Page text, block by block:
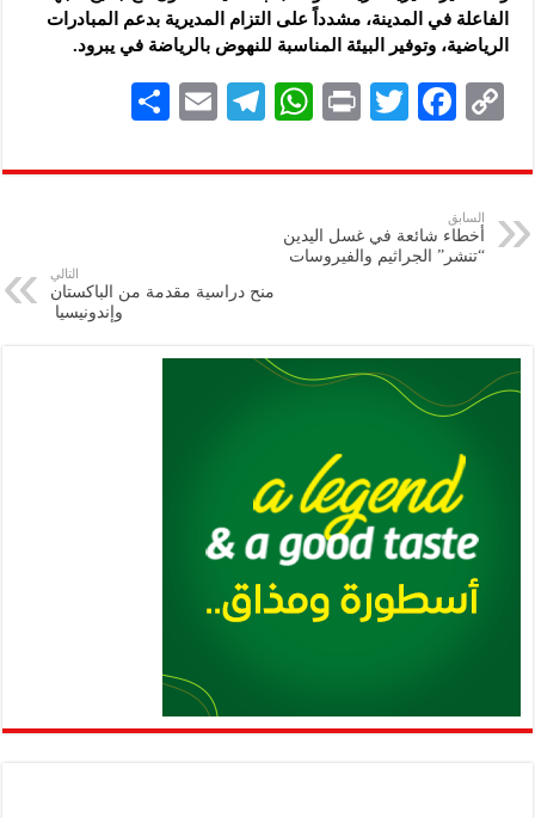
الفاعلة في المدينة، مشدداً على التزام المديرية بدعم المبادرات
الرياضية، وتوفير البيئة المناسبة للنهوض بالرياضة في يبرود.
C
p
y
Li
F
eb
k
T
tt
P
nt
W
at
p
Te
gr
E
ai
ar
السابق
أخطاء شائعة في غسل اليدين
“تنشر” الجراثيم والفيروسات
التالي
منح دراسية مقدمة من الباكستان
وإندونيسيا ‏